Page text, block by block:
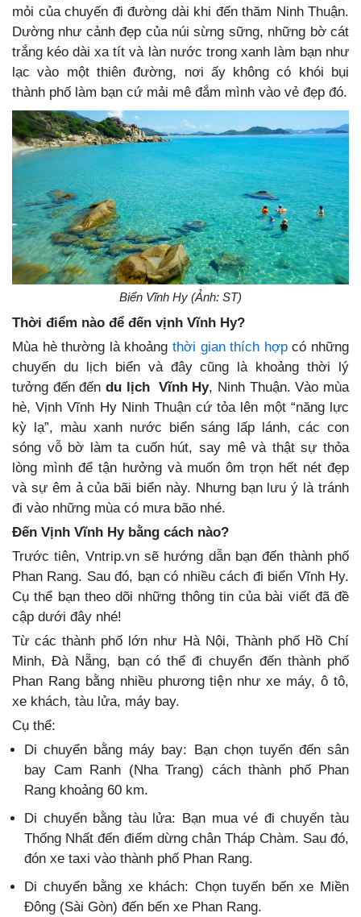
mỏi của chuyến đi đường dài khi đến thăm Ninh Thuận.
Dường như cảnh đẹp của núi sừng sững, những bờ cát
trắng kéo dài xa tít và làn nước trong xanh làm bạn như
lạc vào một thiên đường, nơi ấy không có khói bụi
thành phố làm bạn cứ mải mê đắm mình vào vẻ đẹp đó.
Biển Vĩnh Hy (Ảnh: ST)
Thời điểm nào để đến vịnh Vĩnh Hy?
Mùa hè thường là khoảng thời gian thích hợpcó những
chuyến du lịch biển và đây cũng là khoảng thời lý
tưởng đến đến du lịch Vĩnh Hy, Ninh Thuận. Vào mùa
hè, Vịnh Vĩnh Hy Ninh Thuận cứ tỏa lên một “năng lực
kỳ lạ”, màu xanh nước biển sáng lấp lánh, các con
sóng vỗ bờ làm ta cuốn hút, say mê và thật sự thỏa
lòng mình để tận hưởng và muốn ôm trọn hết nét đẹp
và sự êm ả của bãi biển này. Nhưng bạn lưu ý là tránh
đi vào những mùa có mưa bão nhé.
Đến Vịnh Vĩnh Hy bằng cách nào?
Trước tiên, Vntrip.vn sẽ hướng dẫn bạn đến thành phố
Phan Rang. Sau đó, bạn có nhiều cách đi biển Vĩnh Hy.
Cụ thể bạn theo dõi những thông tin của bài viết đã đề
cập dưới đây nhé!
Từ các thành phố lớn như Hà Nội, Thành phố Hồ Chí
Minh, Đà Nẵng, bạn có thể đi chuyển đến thành phố
Phan Rang bằng nhiều phương tiện như xe máy, ô tô,
xe khách, tàu lửa, máy bay.
Cụ thể:
Di chuyển bằng máy bay: Bạn chọn tuyến đến sân
bay Cam Ranh (Nha Trang) cách thành phố Phan
Rang khoảng 60 km.
Di chuyển bằng tàu lửa: Bạn mua vé đi chuyến tàu
Thống Nhất đến điểm dừng chân Tháp Chàm. Sau đó,
đón xe taxi vào thành phố Phan Rang.
Di chuyển bằng xe khách: Chọn tuyến bến xe Miền
Đông (Sài Gòn) đến bến xe Phan Rang.